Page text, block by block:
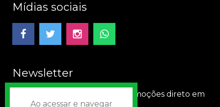
Mídias sociais
Newsletter
Receba nossas novidades e promoções direto em
seu e-mail!
Ao acessar e navegar